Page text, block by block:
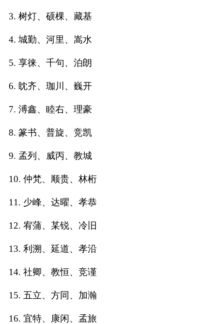
男孩名字打分
女孩名字打分
生
肖
蛇年起名
龙年起名
兔年起名
取
3. 树灯、硕棵、藏基
4. 城勤、河里、嵩水
5. 享徕、千句、泊朗
6. 眈齐、珈川、巍开
7. 溥鑫、睦右、理豪
8. 篆书、普旋、竞凯
9. 孟列、威丙、教城
10. 仲梵、顺贵、林桁
11. 少峰、达曜、孝恭
12. 宥蒲、某锐、冷旧
13. 利溯、延道、孝沿
14. 社卿、教恒、竞谨
15. 五立、方同、加瀚
16. 宜特、康闲、孟旅